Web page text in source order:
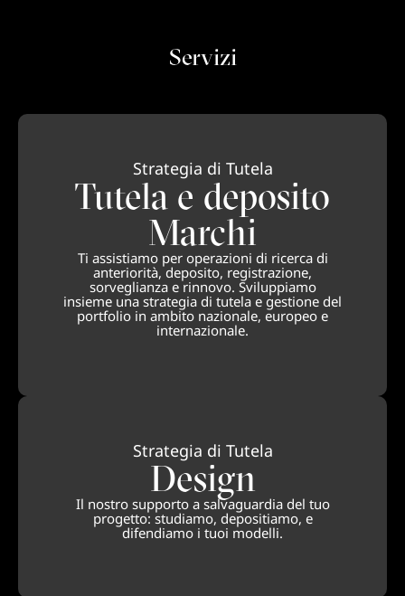
Servizi
Strategia di Tutela
Tutela e deposito
Marchi
Ti assistiamo per operazioni di ricerca di
anteriorità, deposito, registrazione,
sorveglianza e rinnovo. Sviluppiamo
insieme una strategia di tutela e gestione del
portfolio in ambito nazionale, europeo e
internazionale.
Strategia di Tutela
Design
Il nostro supporto a salvaguardia del tuo
progetto: studiamo, depositiamo, e
difendiamo i tuoi modelli.